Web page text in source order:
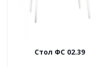
Стол ФС 02.39